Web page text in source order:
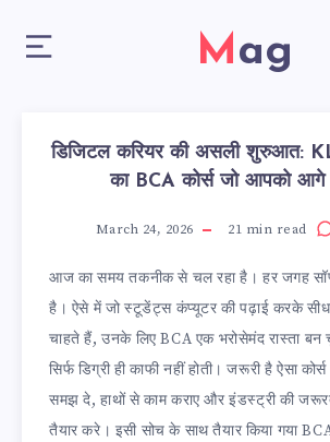
Mag
डिजिटल करियर की असली शुरुआत:
का BCA कोर्स जो आपको आगे
March 24, 2026 21 min read
आज का समय तकनीक से चल रहा है। हर जगह
है। ऐसे में जो स्टूडेंट्स कंप्यूटर की पढ़ाई करके
चाहते हैं, उनके लिए BCA एक भरोसेमंद रास्ता
सिर्फ डिग्री ही काफी नहीं होती। जरूरी है ऐसा
समझ दे, हाथों से काम कराए और इंडस्ट्री की
तैयार करे। इसी सोच के साथ तैयार किया गया BCA